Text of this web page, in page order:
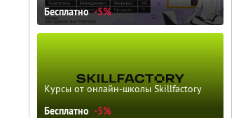
Бесплатно -5%
Курсы от онлайн-школы Skillfactory
Бесплатно -5%